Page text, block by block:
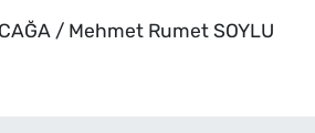
/ Mehmet Rumet SOYLU